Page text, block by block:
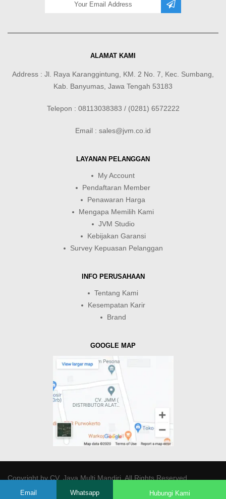
ALAMAT KAMI
Address : Jl. Raya Karanggintung, KM. 2 No. 7, Kec. Sumbang,
Kab. Banyumas, Jawa Tengah 53183
Telepon : 08113038383 / (0281) 6572222
Email : sales@jvm.co.id
LAYANAN PELANGGAN
My Account
Pendaftaran Member
Penawaran Harga
Mengapa Memilih Kami
JVM Studio
Kebijakan Garansi
Survey Kepuasan Pelanggan
INFO PERUSAHAAN
Tentang Kami
Kesempatan Karir
Brand
GOOGLE MAP
Copyright byCV. Java Multi Mandiri. All Rights Reserved.
Email Whatsapp Hubungi Kami